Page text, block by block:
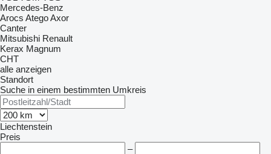
Mercedes-Benz
Arocs AtegoAxor
Canter
Mitsubishi Renault
Kerax Magnum
CHT
alle anzeigen
Standort
Suche in einem bestimmten Umkreis
Liechtenstein
Preis
–